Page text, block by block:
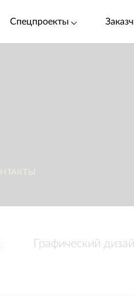
Спецпроекты
Графический